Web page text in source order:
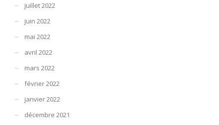
juillet 2022
juin 2022
mai 2022
avril 2022
mars 2022
février 2022
janvier 2022
décembre 2021